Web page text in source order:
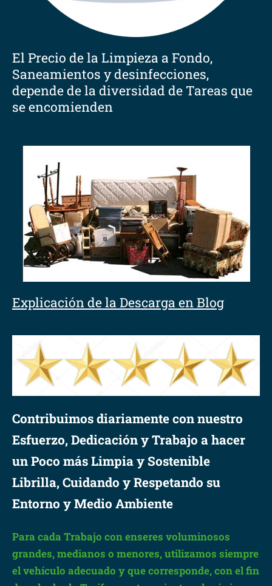
El Precio de la Limpieza a Fondo,
Saneamientos y desinfecciones,
depende de la diversidad de Tareas que
se encomienden
Explicación de la Descarga en Blog
Contribuimos diariamente con nuestro
Esfuerzo, Dedicación y Trabajo a hacer
un Poco más Limpia y Sostenible
Librilla, Cuidando y Respetando su
Entorno y Medio Ambiente
Para cada Trabajo con enseres voluminosos
grandes, medianos o menores, utilizamos siempre
el vehículo adecuado y que corresponde, con el fin